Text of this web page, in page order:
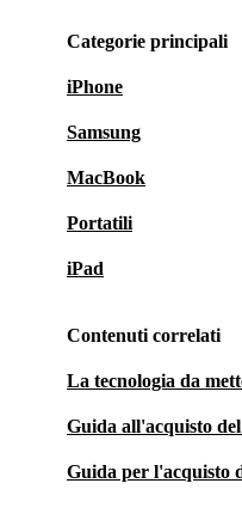
Categorie principali
iPhone
Samsung
MacBook
Portatili
iPad
Contenuti correlati
La tecnologia da
Guida all'acquisto
Guida per l'acquisto